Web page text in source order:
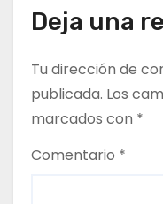
e
t
r
a
Deja una
Tu dirección de
publicada. Los
marcados con *
Comentario *